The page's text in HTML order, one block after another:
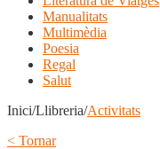
Manualitats
Multimèdia
Poesia
Regal
Salut
Inici/Llibreria/Activitats
< Tornar